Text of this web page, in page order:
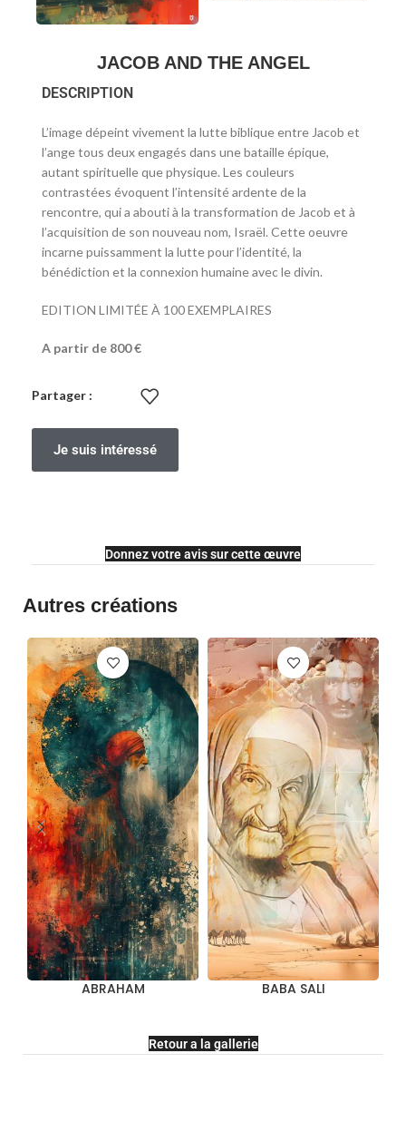
JACOB AND THE ANGEL
DESCRIPTION
L’image dépeint vivement la lutte biblique entre Jacob et
l’ange tous deux engagés dans une bataille épique,
autant spirituelle que physique. Les couleurs
contrastées évoquent l’intensité ardente de la
rencontre, qui a abouti à la transformation de Jacob et à
l’acquisition de son nouveau nom, Israël. Cette oeuvre
incarne puissamment la lutte pour l’identité, la
bénédiction et la connexion humaine avec le divin.
EDITION LIMITÉE À 100 EXEMPLAIRES
A partir de 800 €
Partager :
Je suis intéressé
Donnez votre avis sur cette œuvre
Autres créations
ABRAHAM BABA SALI
Retour a la gallerie